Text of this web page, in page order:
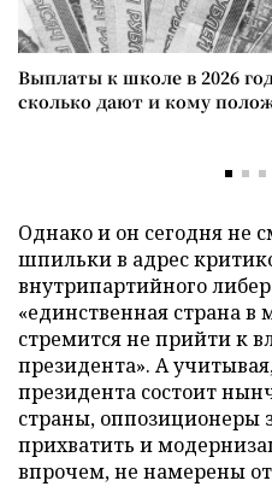
Выплаты к школе в 2026
сколько дают и кому
Однако и он сегодня не
шпильки в адрес
внутрипартийного
«единственная страна в
стремится не прийти к
президента». А
президента состоит
страны, оппозиционеры
прихватить и
впрочем, не намерены